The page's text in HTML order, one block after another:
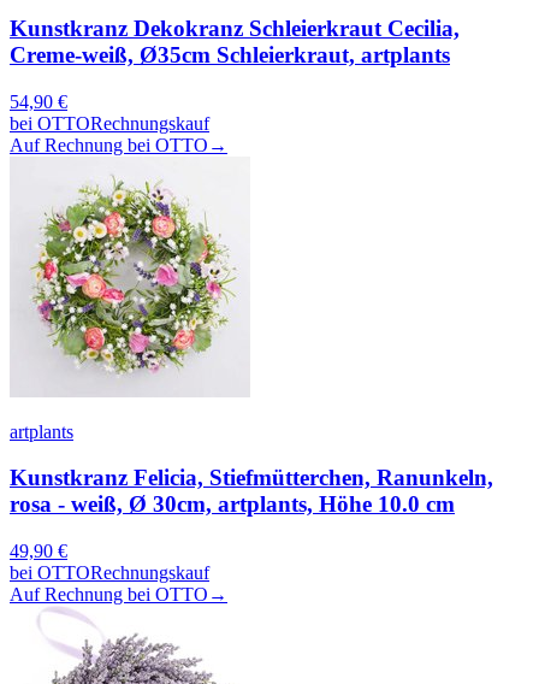
Kunstkranz Dekokranz Schleierkraut Cecilia,
Creme-weiß, Ø35cm Schleierkraut, artplants
54,90 €
bei OTTORechnungskauf
Auf Rechnung bei OTTO →
artplants
Kunstkranz Felicia, Stiefmütterchen, Ranunkeln,
rosa - weiß, Ø 30cm, artplants, Höhe 10.0 cm
49,90 €
bei OTTORechnungskauf
Auf Rechnung bei OTTO →